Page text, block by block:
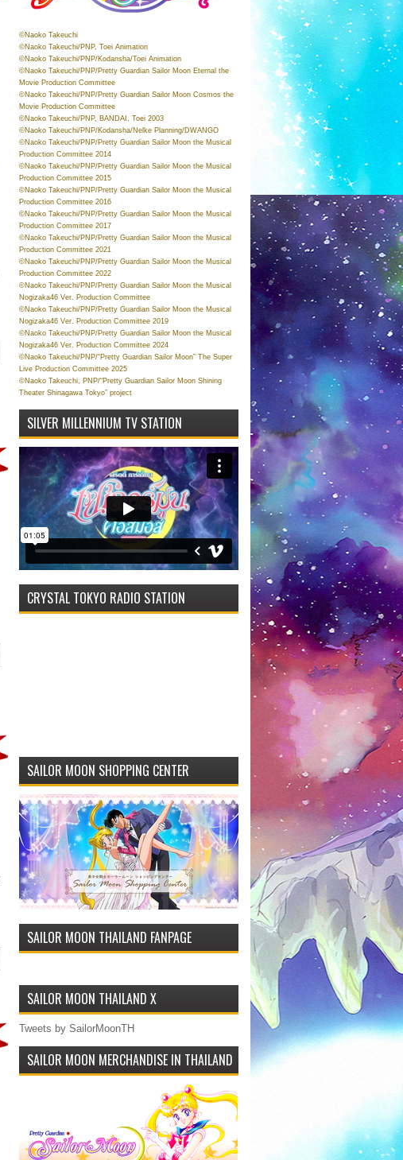
©Naoko Takeuchi
©Naoko Takeuchi/PNP, Toei Animation
©Naoko Takeuchi/PNP/Kodansha/Toei Animation
©Naoko Takeuchi/PNP/Pretty Guardian Sailor Moon Eternal the
Movie Production Committee
©Naoko Takeuchi/PNP/Pretty Guardian Sailor Moon Cosmos the
Movie Production Committee
©Naoko Takeuchi/PNP, BANDAI, Toei 2003
©Naoko Takeuchi/PNP/Kodansha/Nelke Planning/DWANGO
©Naoko Takeuchi/PNP/Pretty Guardian Sailor Moon the Musical
Production Committee 2014
©Naoko Takeuchi/PNP/Pretty Guardian Sailor Moon the Musical
Production Committee 2015
©Naoko Takeuchi/PNP/Pretty Guardian Sailor Moon the Musical
Production Committee 2016
©Naoko Takeuchi/PNP/Pretty Guardian Sailor Moon the Musical
Production Committee 2017
©Naoko Takeuchi/PNP/Pretty Guardian Sailor Moon the Musical
Production Committee 2021
©Naoko Takeuchi/PNP/Pretty Guardian Sailor Moon the Musical
Production Committee 2022
©Naoko Takeuchi/PNP/Pretty Guardian Sailor Moon the Musical
Nogizaka46 Ver. Production Committee
©Naoko Takeuchi/PNP/Pretty Guardian Sailor Moon the Musical
Nogizaka46 Ver. Production Committee 2019
©Naoko Takeuchi/PNP/Pretty Guardian Sailor Moon the Musical
Nogizaka46 Ver. Production Committee 2024
©Naoko Takeuchi/PNP/“Pretty Guardian Sailor Moon” The Super
Live Production Committee 2025
©Naoko Takeuchi, PNP/“Pretty Guardian Sailor Moon Shining
Theater Shinagawa Tokyo” project
SILVER MILLENNIUM TV STATION
CRYSTAL TOKYO RADIO STATION
SAILOR MOON SHOPPING CENTER
SAILOR MOON THAILAND FANPAGE
SAILOR MOON THAILAND X
Tweets by SailorMoonTH
SAILOR MOON MERCHANDISE IN THAILAND